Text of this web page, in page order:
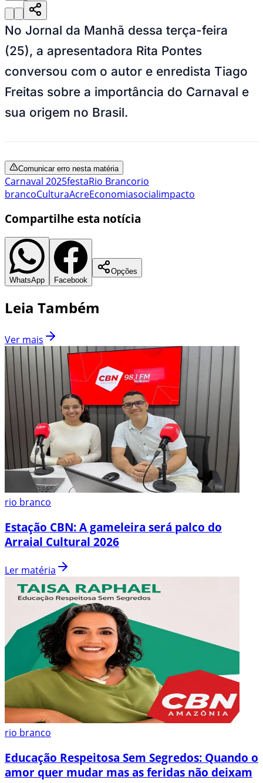
No Jornal da Manhã dessa terça-feira
(25), a apresentadora Rita Pontes
conversou com o autor e enredista Tiago
Freitas sobre a importância do Carnaval e
sua origem no Brasil.
Comunicar erro nesta matéria
Carnaval 2025festaRio Brancorio
brancoCulturaAcreEconomiasocialimpacto
Compartilhe esta notícia
WhatsApp Facebook
Opções
Leia Também
Ver mais
rio branco
Estação CBN: A gameleira será palco do
Arraial Cultural 2026
Ler matéria
rio branco
Educação Respeitosa Sem Segredos: Quando o
amor quer mudar mas as feridas não deixam